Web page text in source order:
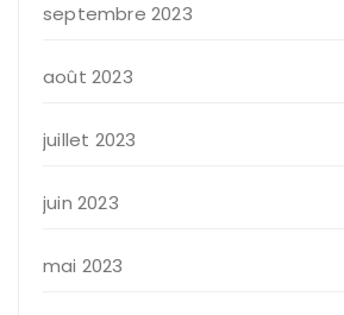
septembre 2023
août 2023
juillet 2023
juin 2023
mai 2023